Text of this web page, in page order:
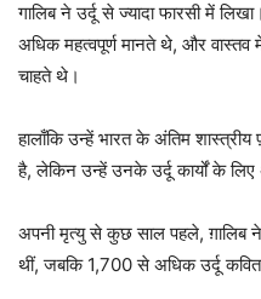
गालिब ने उर्दू से ज्यादा फारसी में
अधिक महत्वपूर्ण मानते थे, और
चाहते थे।
हालाँकि उन्हें भारत के अंतिम
है, लेकिन उन्हें उनके उर्दू कार्यों के
अपनी मृत्यु से कुछ साल पहले, ग़ालिब
थीं, जबकि 1,700 से अधिक उर्दू